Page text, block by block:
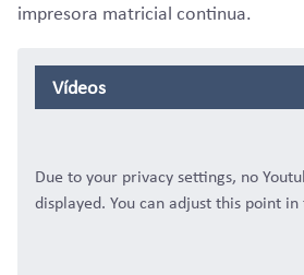
impresora matricial continua.
Vídeos
Due to your privacy settings, no
displayed. You can adjust this point in